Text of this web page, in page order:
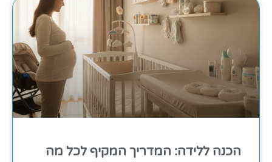
הכנה ללידה: המדריך המקיף לכל מה